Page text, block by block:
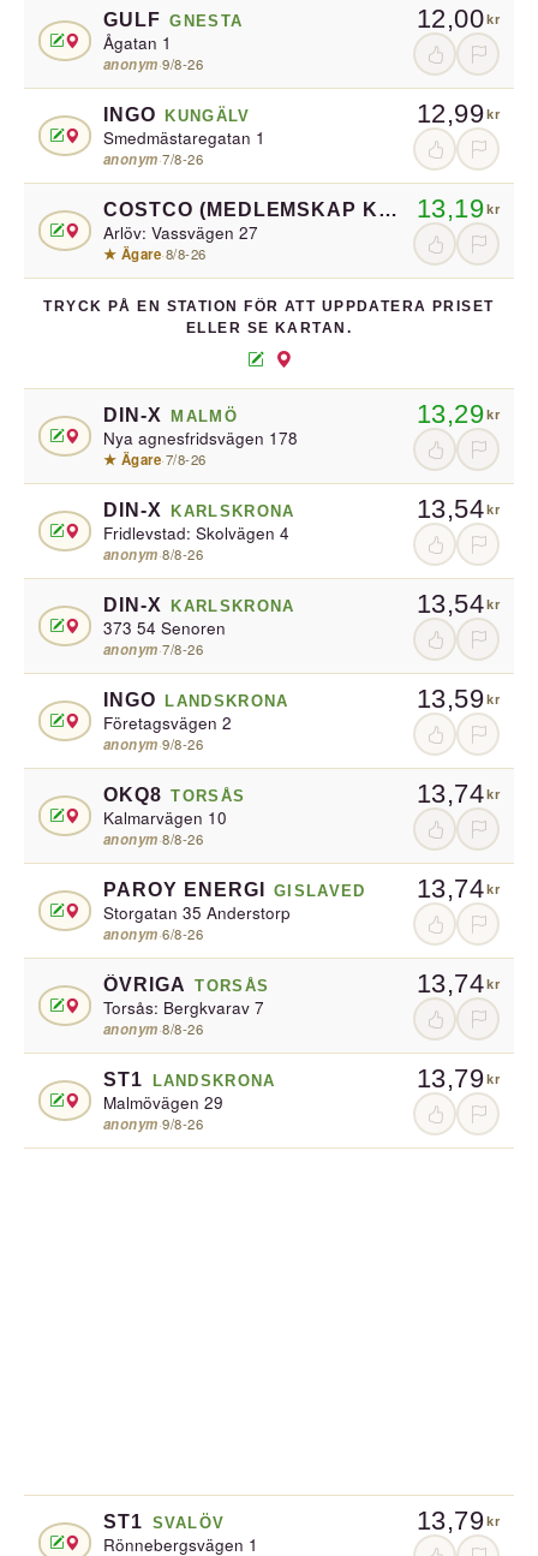
GULF GNESTA
Ågatan 1
anonym·9/8-26
12,00kr
INGO KUNGÄLV
Smedmästaregatan 1
anonym·7/8-26
12,99kr
COSTCO (MEDLEMSKAP KRÄVS) BURLÖV
Arlöv: Vassvägen 27
★ Ägare·8/8-26
13,19kr
TRYCK PÅ EN STATION FÖR ATT UPPDATERA PRISET
ELLER SE KARTAN.
DIN-X MALMÖ
Nya agnesfridsvägen 178
★ Ägare·7/8-26
13,29kr
DIN-X KARLSKRONA
Fridlevstad: Skolvägen 4
anonym·8/8-26
13,54kr
DIN-X KARLSKRONA
373 54 Senoren
anonym·7/8-26
13,54kr
INGO LANDSKRONA
Företagsvägen 2
anonym·9/8-26
13,59kr
OKQ8 TORSÅS
Kalmarvägen 10
anonym·8/8-26
13,74kr
PAROY ENERGI GISLAVED
Storgatan 35 Anderstorp
anonym·6/8-26
13,74kr
ÖVRIGA TORSÅS
Torsås: Bergkvarav 7
anonym·8/8-26
13,74kr
ST1 LANDSKRONA
Malmövägen 29
anonym·9/8-26
13,79kr
ST1 SVALÖV
Rönnebergsvägen 1
13,79kr